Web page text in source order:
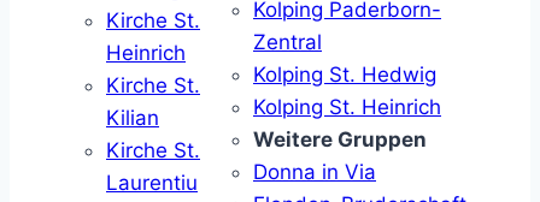
Kirche St.
Heinrich
Kirche St.
Kilian
Kirche St.
Laurentiu
Kolping Paderborn-
Zentral
Kolping St. Hedwig
Kolping St. Heinrich
Weitere Gruppen
Donna in Via